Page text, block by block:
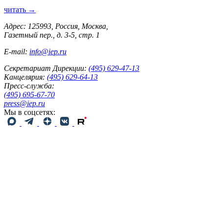
читать →
Адрес: 125993, Россия, Москва,
Газетный пер., д. 3-5, стр. 1
E-mail: info@iep.ru
Секретариат Дирекции: (495) 629-47-13
Канцелярия: (495) 629-64-13
Пресс-служба:
(495) 695-67-70
press@iep.ru
Мы в соцсетях: